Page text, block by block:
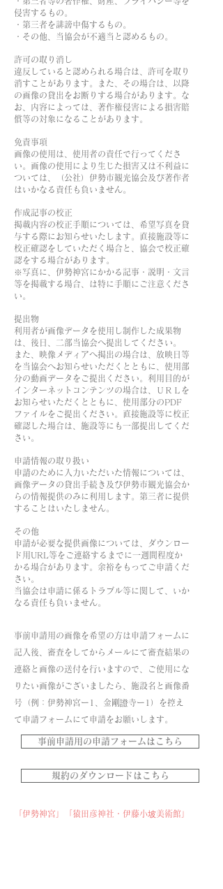
侵害するもの。
・第三者を誹謗中傷するもの。
・その他、当協会が不適当と認めるもの。
許可の取り消し
違反していると認められる場合は、許可を取り
消すことがあります。また、その場合は、以降
の画像の貸出をお断りする場合があります。な
お、内容によっては、著作権侵害による損害賠
償等の対象になることがあります。
免責事項
画像の使用は、使用者の責任で行ってくださ
い。画像の使用により生じた損害又は不利益に
ついては、（公社）伊勢市観光協会及び著作者
はいかなる責任も負いません。
作成記事の校正
掲載内容の校正手順については、希望写真を貸
与する際にお知らせいたします。直接施設等に
校正確認をしていただく場合と、協会で校正確
認をする場合があります。
※写真に、伊勢神宮にかかる記事・説明・文言
等を掲載する場合、は特に手順にご注意くださ
い。
提出物
利用者が画像データを使用し制作した成果物
は、後日、二部当協会へ提出してください。
また、映像メディアへ掲出の場合は、放映日等
を当協会へお知らせいただくとともに、使用部
分の動画データをご提出ください。利用目的が
インターネットコンテンツの場合は、ＵＲＬを
お知らせいただくとともに、使用部分のPDF
ファイルをご提出ください。直接施設等に校正
確認した場合は、施設等にも一部提出してくだ
さい。
申請情報の取り扱い
申請のために入力いただいた情報については、
画像データの貸出手続き及び伊勢市観光協会か
らの情報提供のみに利用します。第三者に提供
することはいたしません。
その他
申請が必要な提供画像については、ダウンロー
ド用URL等をご連絡するまでに一週間程度か
かる場合があります。余裕をもってご申請くだ
さい。
当協会は申請に係るトラブル等に関して、いか
なる責任も負いません。
​事前申請用の画像を希望の方は申請フォームに
記入後、審査をしてからメールにて審査結果の
連絡と画像の送付を行いますので、ご使用にな
りたい画像がございましたら、施設名と画像番
号（例：伊勢神宮ー1、金剛證寺ー1）を控え
て申請フォームにて申請をお願いします。
事前申請用の申請フォームはこちら
規約のダウンロードはこちら
「伊勢神宮」「猿田彦神社・伊藤小坡美術館」